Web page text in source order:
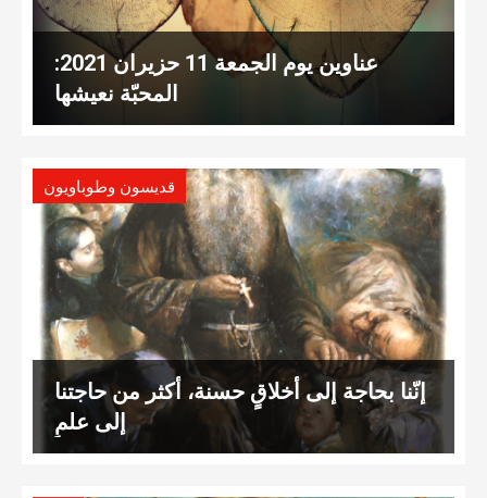
عناوين يوم الجمعة 11 حزيران 2021:
المحبّة نعيشها
قديسون وطوباويون
إنّنا بحاجة إلى أخلاقٍ حسنة، أكثر من حاجتنا
إلى علمٍ